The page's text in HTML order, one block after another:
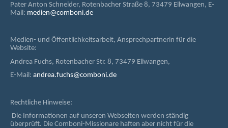
Pater Anton Schneider, Rotenbacher Straße 8, 73479 Ellwangen, E-
Mail: medien@comboni.de
Medien- und Öffentlichkeitsarbeit, Ansprechpartnerin für die
Website:
Andrea Fuchs, Rotenbacher Str. 8, 73479 Ellwangen,
E-Mail: andrea.fuchs@comboni.de
Rechtliche Hinweise:
Die Informationen auf unseren Webseiten werden ständig
überprüft. Die Comboni-Missionare haften aber nicht für die